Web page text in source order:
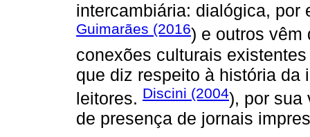
intercambiária: dialógica,
Guimarães (2016) e outros vêm
conexões culturais
que diz respeito à história da
leitores. Discini (2004), por sua
de presença de jornais